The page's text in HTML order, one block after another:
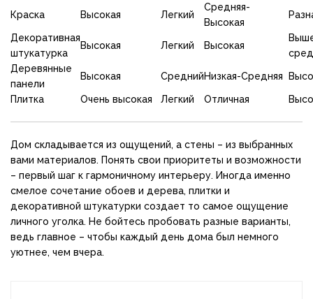
Краска Высокая Легкий
Средняя-
Высокая
Декоративная
штукатурка
Высокая Легкий Высокая
Деревянные
панели
Высокая СреднийНизкая-Средняя
Плитка Очень высокая Легкий Отличная
Дом складывается из ощущений, а стены – из выбранных
вами материалов. Понять свои приоритеты и возможности
– первый шаг к гармоничному интерьеру. Иногда именно
смелое сочетание обоев и дерева, плитки и
декоративной штукатурки создает то самое ощущение
личного уголка. Не бойтесь пробовать разные варианты,
ведь главное – чтобы каждый день дома был немного
уютнее, чем вчера.